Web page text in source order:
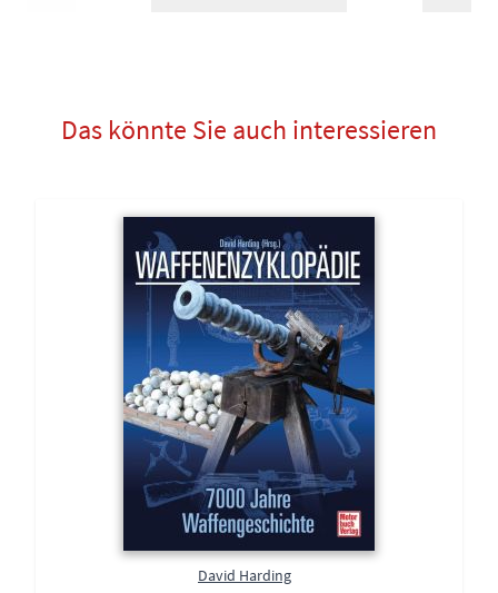
Das könnte Sie auch interessieren
David Harding